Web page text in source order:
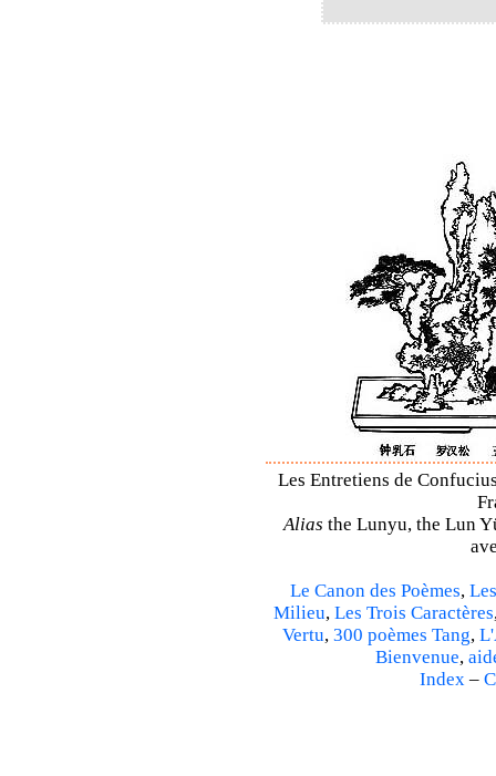
Les Entretiens de
Alias the Lunyu, the Lun
Le Canon des Poèmes,
Milieu, Les Trois Caractères
Vertu, 300 poèmes Tang,
Bienvenue,
Index –